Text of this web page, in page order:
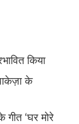
किया
के
गीत ‘घर मोरे